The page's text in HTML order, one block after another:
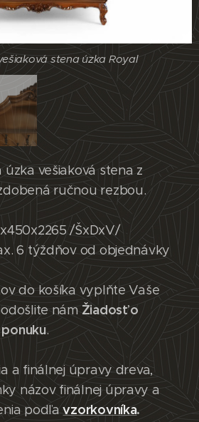
stena úzka Royal
stena úzka Royal
vešiaková stena z
ručnou rezbou.
/ŠxDxV/
6 týždňov od objednávky
do košíka vyplňte Vaše
nám Žiadosť o
.
a finálnej úpravy dreva,
názov finálnej úpravy a
podľavzorkovníka.